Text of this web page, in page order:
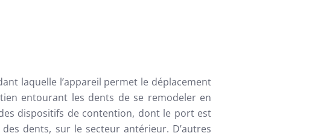
laquelle l’appareil permet le déplacement
entourant les dents de se remodeler en
dispositifs de contention, dont le port est
dents, sur le secteur antérieur. D’autres